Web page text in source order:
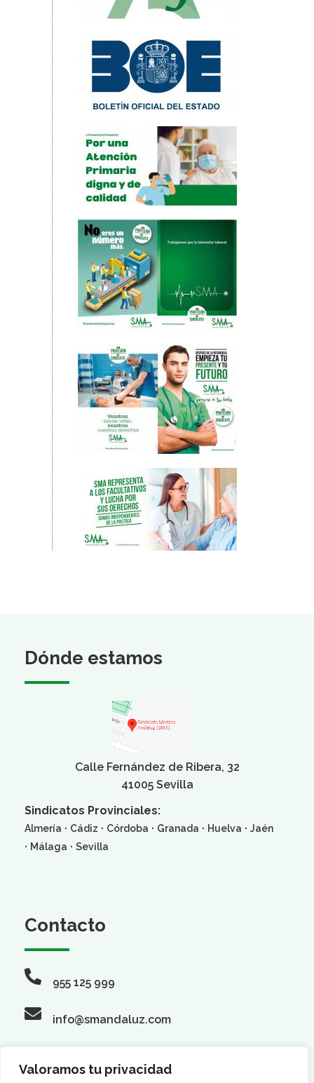
Valoramos tu privacidad
Dónde estamos
Calle Fernández de Ribera, 32
41005 Sevilla
Sindicatos Provinciales:
Almería · Cádiz · Córdoba · Granada · Huelva · Jaén
· Málaga · Sevilla
Contacto
955 125 999
info@smandaluz.com